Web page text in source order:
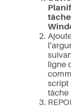
ligne
script
tâche